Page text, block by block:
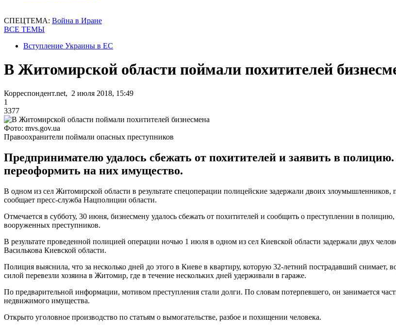
СПЕЦТЕМА: Война в Иране
ВСЕ ТЕМЫ
Вступление Украины в ЕС
В Житомирской области поймали похитителей
Корреспондент.net, 2 июля 2018, 15:49
1
3377
Фото: mvs.gov.ua
Правоохранители поймали опасных преступников
Предпринимателю удалось сбежать от похитителей и заявить в
переоформить на них имущество.
В одном из сел Житомирской области в результате спецоперации полицейские задержали двоих
сообщает пресс-служба Нацполиции области.
Отмечается в субботу, 30 июня, бизнесмену удалось сбежать от похитителей и сообщить о преступлении в
вооруженных преступников.
В результате проведенной полицией операции ночью 1 июля в одном из сел Киевской области задержали двух
Василькова Киевской области.
Полиция выяснила, что за несколько дней до этого в Киеве в квартиру, которую 32-летний пострадавший снимает,
силой перевезли хозяина в Житомир, где в течение нескольких дней удерживали в гараже.
По предварительной информации, мотивом преступления стали долги. По словам потерпевшего, он занимается
недвижимого имущества.
Открыто уголовное производство по статьям о вымогательстве, разбое и похищении человека.